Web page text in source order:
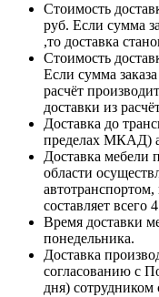
Стоимость
руб. Если сумма
,то доставка
Стоимость
Если сумма
расчёт
доставки из
Доставка до
пределах МКАД)
Доставка мебели
области
составляет всего
Время доставки
понедельника.
Доставка
согласованию с
дня)